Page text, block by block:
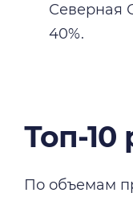
Северная
40%.
Топ-
По объемам